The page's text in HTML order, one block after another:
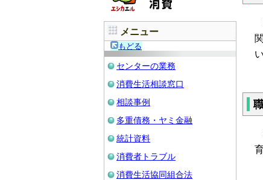
メニュー
もどる
センターの業務
消費生活相談窓口
相談事例
多重債務・ヤミ金融
統計資料
消費者トラブル
消費生活協同組合法